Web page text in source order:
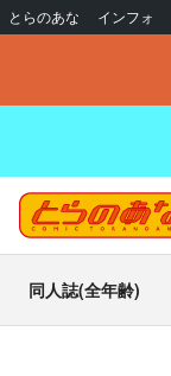
とらのあな インフォ
同人誌(全年齢)